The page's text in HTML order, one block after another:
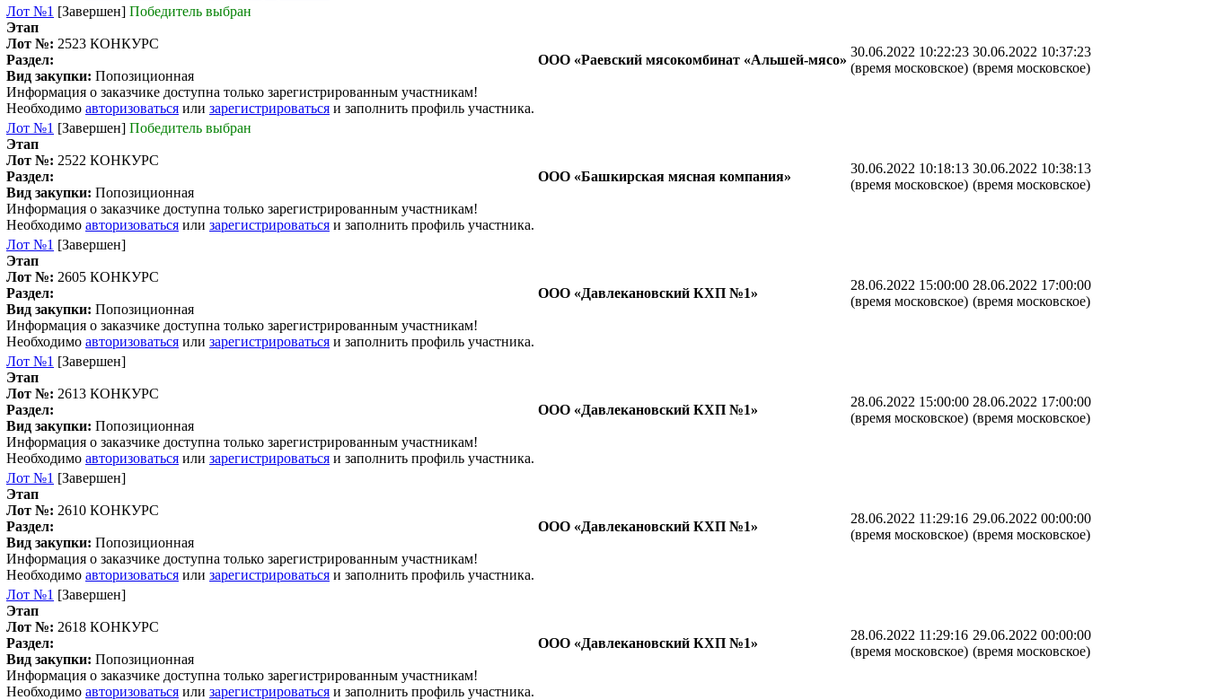
Лот №1 [Завершен] Победитель выбран
Этап
Лот №: 2523 КОНКУРС
Раздел:
Вид закупки: Попозиционная
Информация о заказчике доступна только зарегистрированным участникам!
Необходимо авторизоваться или зарегистрироваться и заполнить профиль участника.
ООО «Раевский мясокомбинат «Альшей-мясо»
30.06.2022 10:22:23
(время московское)
30.06.2022 10:37:23
(время московское)
Лот №1 [Завершен] Победитель выбран
Этап
Лот №: 2522 КОНКУРС
Раздел:
Вид закупки: Попозиционная
Информация о заказчике доступна только зарегистрированным участникам!
Необходимо авторизоваться или зарегистрироваться и заполнить профиль участника.
ООО «Башкирская мясная компания»
30.06.2022 10:18:13
(время московское)
30.06.2022 10:38:13
(время московское)
Лот №1 [Завершен]
Этап
Лот №: 2605 КОНКУРС
Раздел:
Вид закупки: Попозиционная
Информация о заказчике доступна только зарегистрированным участникам!
Необходимо авторизоваться или зарегистрироваться и заполнить профиль участника.
ООО «Давлекановский КХП №1»
28.06.2022 15:00:00
(время московское)
28.06.2022 17:00:00
(время московское)
Лот №1 [Завершен]
Этап
Лот №: 2613 КОНКУРС
Раздел:
Вид закупки: Попозиционная
Информация о заказчике доступна только зарегистрированным участникам!
Необходимо авторизоваться или зарегистрироваться и заполнить профиль участника.
ООО «Давлекановский КХП №1»
28.06.2022 15:00:00
(время московское)
28.06.2022 17:00:00
(время московское)
Лот №1 [Завершен]
Этап
Лот №: 2610 КОНКУРС
Раздел:
Вид закупки: Попозиционная
Информация о заказчике доступна только зарегистрированным участникам!
Необходимо авторизоваться или зарегистрироваться и заполнить профиль участника.
ООО «Давлекановский КХП №1»
28.06.2022 11:29:16
(время московское)
29.06.2022 00:00:00
(время московское)
Лот №1 [Завершен]
Этап
Лот №: 2618 КОНКУРС
Раздел:
Вид закупки: Попозиционная
Информация о заказчике доступна только зарегистрированным участникам!
Необходимо авторизоваться или зарегистрироваться и заполнить профиль участника.
ООО «Давлекановский КХП №1»
28.06.2022 11:29:16
(время московское)
29.06.2022 00:00:00
(время московское)